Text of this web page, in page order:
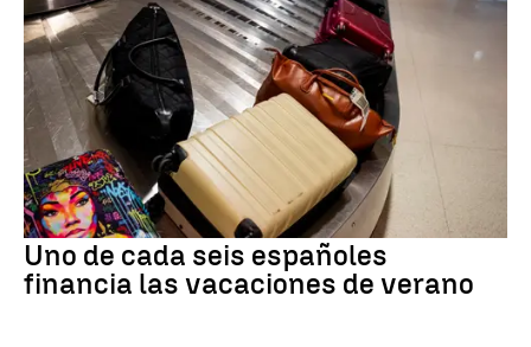
Uno de cada seis españoles
financia las vacaciones de verano